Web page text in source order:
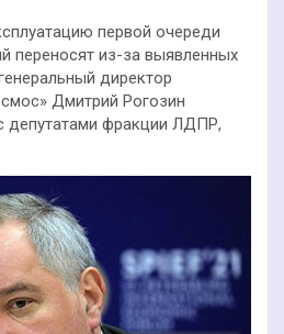
первой очереди
переносят из-за выявленных
директор
Дмитрий Рогозин
депутатами фракции ЛДПР,